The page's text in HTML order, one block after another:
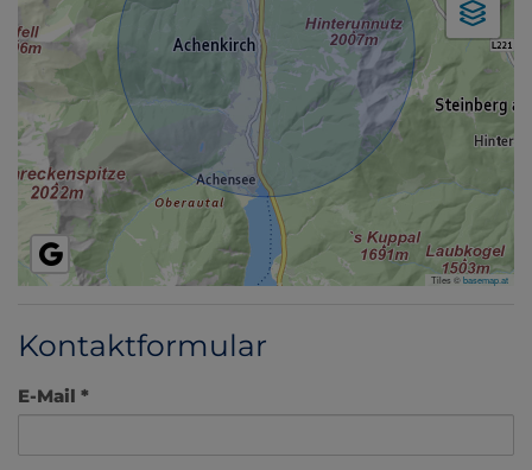
Tiles ©basemap.at
Kontaktformular
E-Mail